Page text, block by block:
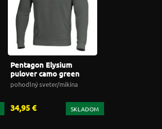
Pentagon Elysium
pulover camo green
pohodlný sveter/mikina
34,95 € SKLADOM